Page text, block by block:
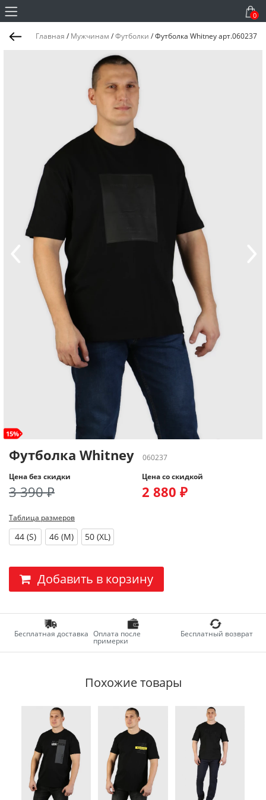
0
Главная / Мужчинам /Футболки /Футболка Whitney арт.060237
15%
Футболка Whitney
060237
Цена без скидки
3 390 ₽
Цена со скидкой
2 880 ₽
Таблица размеров
44 (S) 46 (M) 50 (XL)
Добавить в корзину
Бесплатная доставка Оплата после
примерки
Бесплатный возврат
Похожие товары